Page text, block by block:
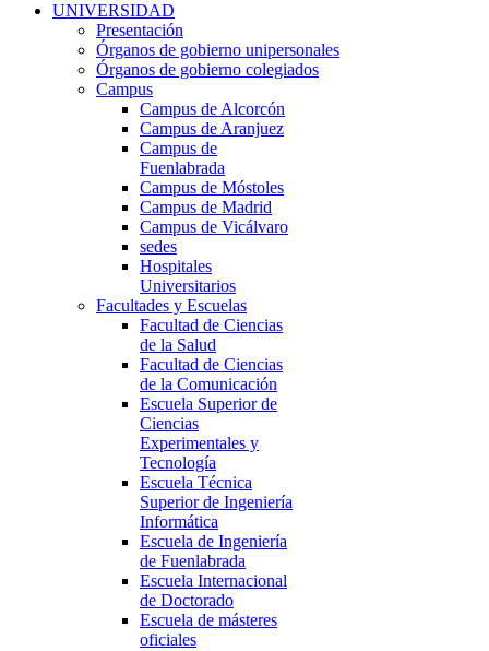
UNIVERSIDAD
Presentación
Órganos de gobierno unipersonales
Órganos de gobierno colegiados
Campus
Campus de Alcorcón
Campus de Aranjuez
Campus de
Fuenlabrada
Campus de Móstoles
Campus de Madrid
Campus de Vicálvaro
sedes
Hospitales
Universitarios
Facultades y Escuelas
Facultad de Ciencias
de la Salud
Facultad de Ciencias
de la Comunicación
Escuela Superior de
Ciencias
Experimentales y
Tecnología
Escuela Técnica
Superior de Ingeniería
Informática
Escuela de Ingeniería
de Fuenlabrada
Escuela Internacional
de Doctorado
Escuela de másteres
oficiales